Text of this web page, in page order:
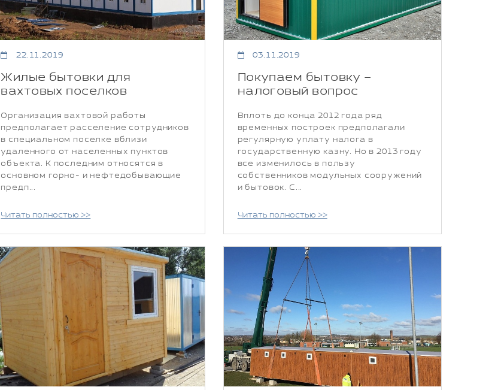
22.11.2019
Жилые бытовки для
вахтовых поселков
Организация вахтовой работы
предполагает расселение сотрудников
в специальном поселке вблизи
удаленного от населенных пунктов
объекта. К последним относятся в
основном горно- и нефтедобывающие
предп...
Читать полностью >>
03.11.2019
Покупаем бытовку –
налоговый вопрос
Вплоть до конца 2012 года ряд
временных построек предполагали
регулярную уплату налога в
государственную казну. Но в 2013 году
все изменилось в пользу
собственников модульных сооружений
и бытовок. С...
Читать полностью >>